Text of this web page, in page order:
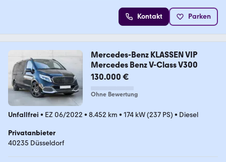
Kontakt Parken
Mercedes-Benz KLASSEN VIP
Mercedes Benz V-Class V300
130.000 €
Ohne Bewertung
Unfallfrei • EZ 06/2022 • 8.452 km • 174 kW (237 PS) • Diesel
Privatanbieter
40235 Düsseldorf